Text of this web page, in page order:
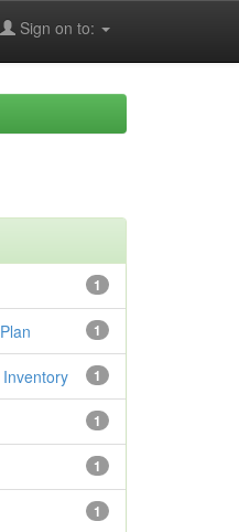
Sign on to:
1
1
1
1
1
1